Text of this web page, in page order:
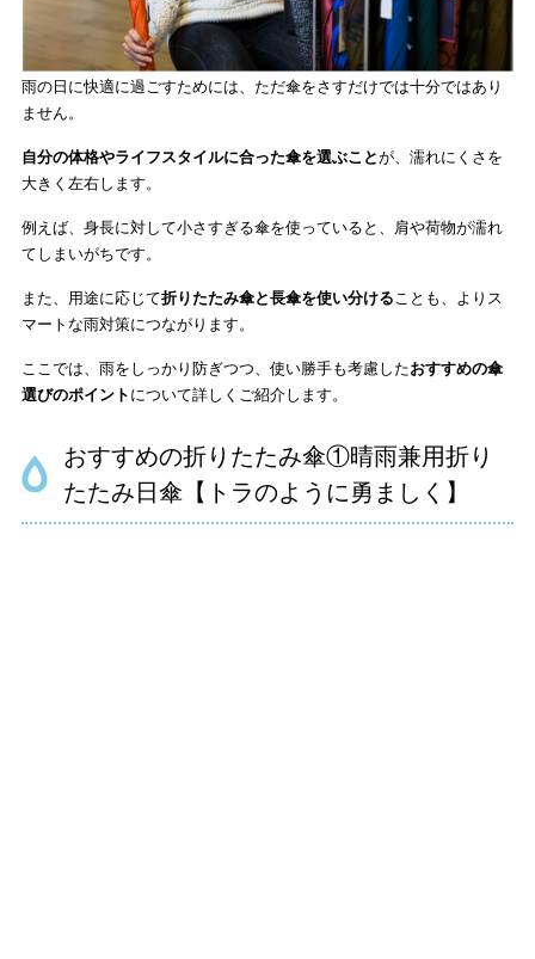
雨の日に快適に過ごすためには、ただ傘をさすだけでは十分ではあり
ません。
自分の体格やライフスタイルに合った傘を選ぶことが、濡れにくさを
大きく左右します。
例えば、身長に対して小さすぎる傘を使っていると、肩や荷物が濡れ
てしまいがちです。
また、用途に応じて折りたたみ傘と長傘を使い分ける ことも、よりス
マートな雨対策につながります。
ここでは、雨をしっかり防ぎつつ、使い勝手も考慮したおすすめの傘
選びのポイント について詳しくご紹介します。
おすすめの折りたたみ傘①晴雨兼用折り
たたみ日傘【トラのように勇ましく】